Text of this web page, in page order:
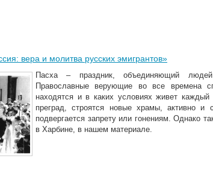
вера и молитва русских эмигрантов»
Пасха – праздник, объединяющий
Православные верующие во все времена
находятся и в каких условиях живет
преград, строятся новые храмы, активно
подвергается запрету или гонениям. Однако
в Харбине, в нашем материале.